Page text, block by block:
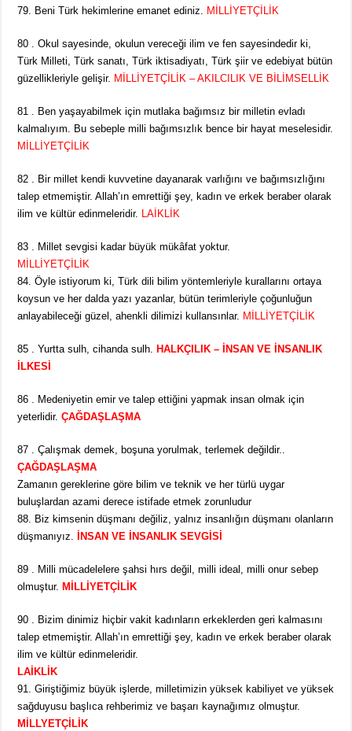
79. Beni Türk hekimlerine emanet ediniz. MİLLİYETÇİLİK
80 . Okul sayesinde, okulun vereceği ilim ve fen sayesindedir ki,
Türk Milleti, Türk sanatı, Türk iktisadiyatı, Türk şiir ve edebiyat bütün
güzellikleriyle gelişir. MİLLİYETÇİLİK – AKILCILIK VE BİLİMSELLİK
81 . Ben yaşayabilmek için mutlaka bağımsız bir milletin evladı
kalmalıyım. Bu sebeple milli bağımsızlık bence bir hayat meselesidir.
MİLLİYETÇİLİK
82 . Bir millet kendi kuvvetine dayanarak varlığını ve bağımsızlığını
talep etmemiştir. Allah’ın emrettiği şey, kadın ve erkek beraber olarak
ilim ve kültür edinmeleridir. LAİKLİK
83 . Millet sevgisi kadar büyük mükâfat yoktur.
MİLLİYETÇİLİK
84. Öyle istiyorum ki, Türk dili bilim yöntemleriyle kurallarını ortaya
koysun ve her dalda yazı yazanlar, bütün terimleriyle çoğunluğun
anlayabileceği güzel, ahenkli dilimizi kullansınlar. MİLLİYETÇİLİK
85 . Yurtta sulh, cihanda sulh.HALKÇILIK – İNSAN VE İNSANLIK
İLKESİ
86 . Medeniyetin emir ve talep ettiğini yapmak insan olmak için
yeterlidir.ÇAĞDAŞLAŞMA
87 . Çalışmak demek, boşuna yorulmak, terlemek değildir..
ÇAĞDAŞLAŞMA
Zamanın gereklerine göre bilim ve teknik ve her türlü uygar
buluşlardan azami derece istifade etmek zorunludur
88. Biz kimsenin düşmanı değiliz, yalnız insanlığın düşmanı olanların
düşmanıyız. İNSAN VE İNSANLIK SEVGİSİ
89 . Milli mücadelelere şahsi hırs değil, milli ideal, milli onur sebep
olmuştur.MİLLİYETÇİLİK
90 . Bizim dinimiz hiçbir vakit kadınların erkeklerden geri kalmasını
talep etmemiştir. Allah’ın emrettiği şey, kadın ve erkek beraber olarak
ilim ve kültür edinmeleridir.
LAİKLİK
91. Giriştiğimiz büyük işlerde, milletimizin yüksek kabiliyet ve yüksek
sağduyusu başlıca rehberimiz ve başarı kaynağımız olmuştur.
MİLLYETÇİLİK